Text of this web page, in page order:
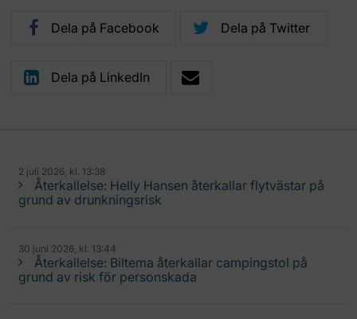
Dela på Facebook Dela på Twitter
Dela på LinkedIn
2 juli 2026, kl. 13:38
Återkallelse: Helly Hansen återkallar flytvästar på
grund av drunkningsrisk
30 juni 2026, kl. 13:44
Återkallelse: Biltema återkallar campingstol på
grund av risk för personskada